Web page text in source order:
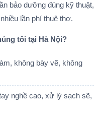
bảo dưỡng đúng kỹ thuật,
lần phí thuê thợ.
tôi tại Hà Nội?
không bày vẽ, không
nghề cao, xử lý sạch sẽ,